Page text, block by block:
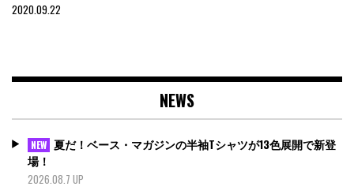
2020.09.22
NEWS
NEW 夏だ！ベース・マガジンの半袖Tシャツが13色展開で新登
場！
2026.08.7 UP